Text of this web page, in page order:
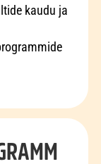
kaudu ja